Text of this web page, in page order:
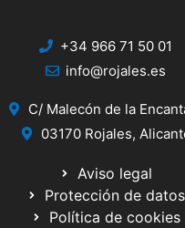
+34 966 71 50 01
info@rojales.es
C/ Malecón de la
03170 Rojales,
Aviso legal
Protección de datos
Política de cookies